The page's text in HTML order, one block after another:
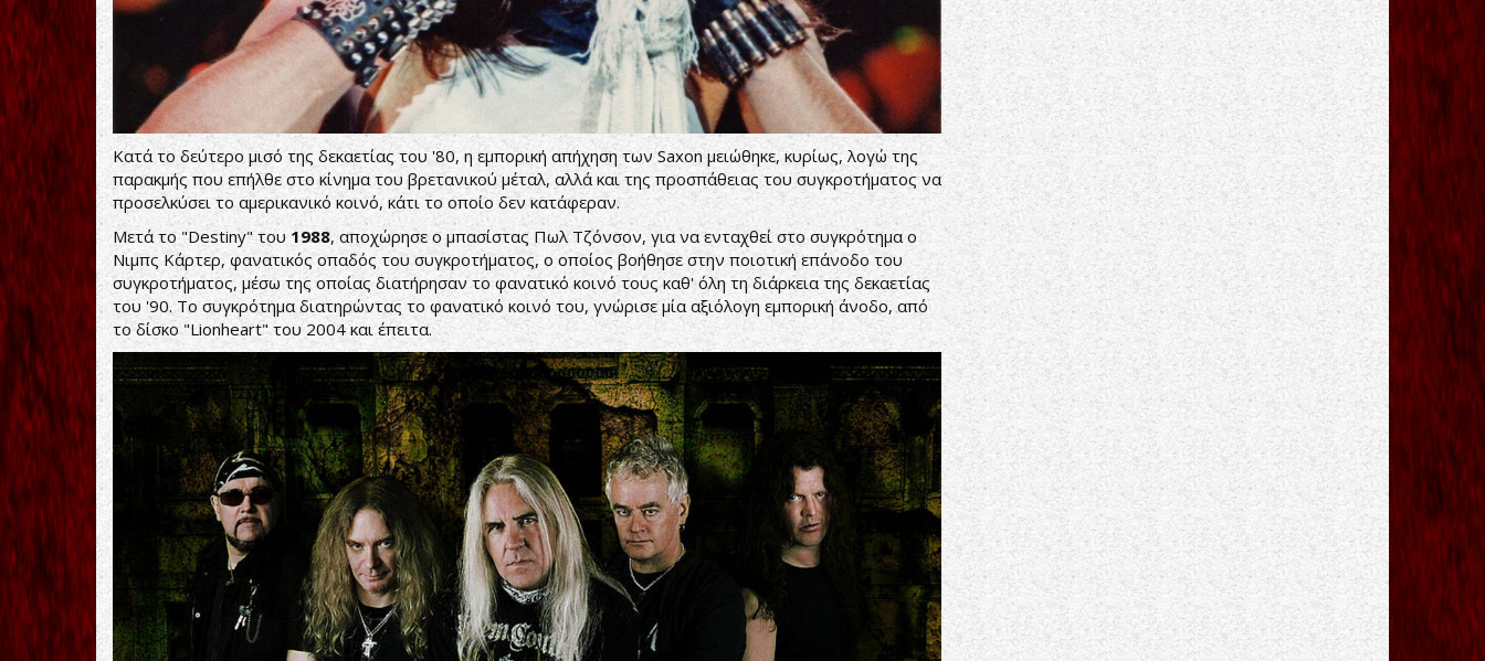
Κατά το δεύτερο μισό της δεκαετίας του '80, η εμπορική απήχηση των Saxon μειώθηκε, κυρίως, λογώ της
παρακμής που επήλθε στο κίνημα του βρετανικού μέταλ, αλλά και της προσπάθειας του συγκροτήματος να
προσελκύσει το αμερικανικό κοινό, κάτι το οποίο δεν κατάφεραν.
Μετά το "Destiny" του 1988, αποχώρησε ο μπασίστας Πωλ Τζόνσον, για να ενταχθεί στο συγκρότημα ο
Νιμπς Κάρτερ, φανατικός οπαδός του συγκροτήματος, ο οποίος βοήθησε στην ποιοτική επάνοδο του
συγκροτήματος, μέσω της οποίας διατήρησαν το φανατικό κοινό τους καθ' όλη τη διάρκεια της δεκαετίας
του '90. Το συγκρότημα διατηρώντας το φανατικό κοινό του, γνώρισε μία αξιόλογη εμπορική άνοδο, από
το δίσκο "Lionheart" του 2004 και έπειτα.